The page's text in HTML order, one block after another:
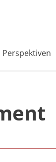
Perspektiven